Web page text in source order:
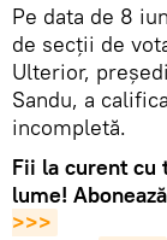
Pe data de 8
de secții de
Ulterior,
Sandu, a
incompletă.
Fii la curent cu
lume!
>>>